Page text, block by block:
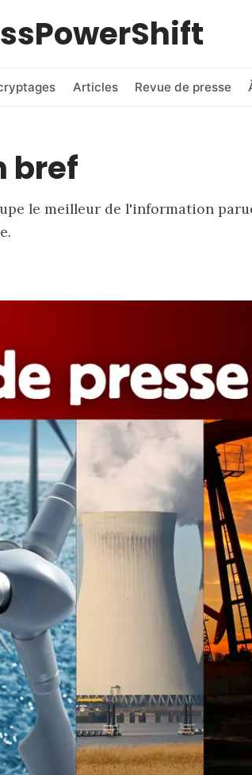
Articles Revue de presse
bref
le meilleur de l'information